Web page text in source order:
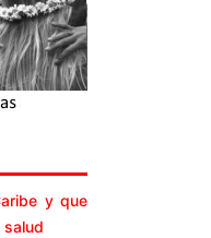
y que
salud